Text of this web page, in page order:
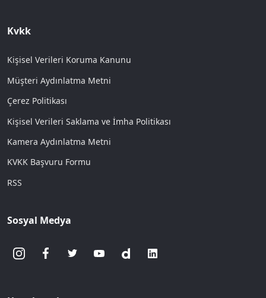
Kvkk
Kişisel Verileri Koruma Kanunu
Müşteri Aydınlatma Metni
Çerez Politikası
Kişisel Verileri Saklama ve İmha Politikası
Kamera Aydınlatma Metni
KVKK Başvuru Formu
RSS
Sosyal Medya